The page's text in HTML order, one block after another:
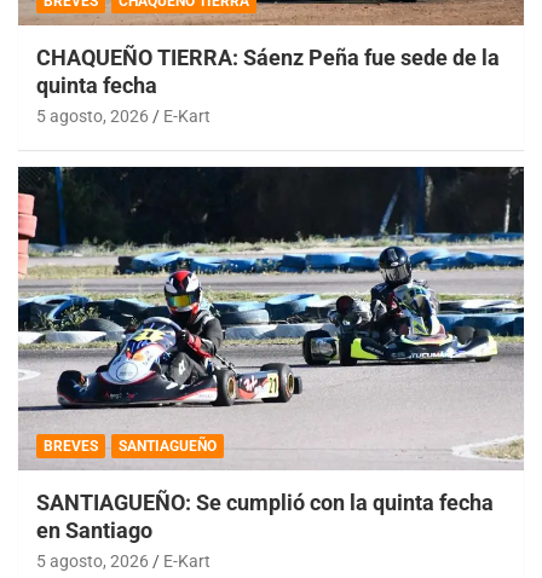
CHAQUEÑO TIERRA: Sáenz Peña fue sede de la
quinta fecha
5 agosto, 2026 E-Kart
BREVES SANTIAGUEÑO
SANTIAGUEÑO: Se cumplió con la quinta fecha
en Santiago
5 agosto, 2026 E-Kart